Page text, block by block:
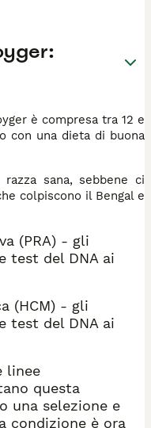
è compresa tra 12 e
con una dieta di buona
sana, sebbene ci
colpiscono il Bengal e
(PRA) - gli
test del DNA ai
(HCM) - gli
test del DNA ai
linee
questa
una selezione e
condizione è ora